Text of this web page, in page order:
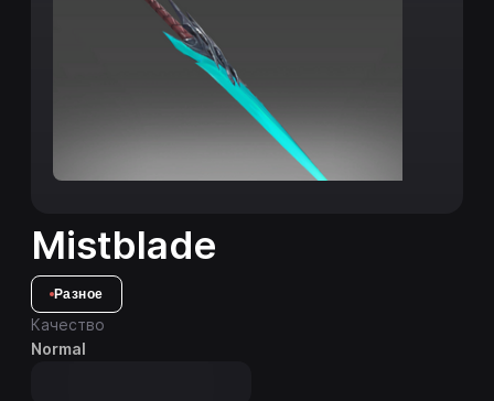
Mistblade
Разное
Качество
Normal